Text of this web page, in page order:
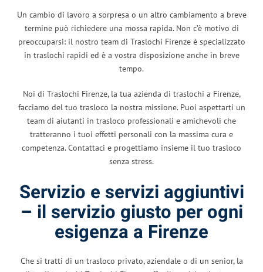
Un cambio di lavoro a sorpresa o un altro cambiamento a breve
termine può richiedere una mossa rapida. Non c’è motivo di
preoccuparsi: il nostro team di Traslochi Firenze è specializzato
in traslochi rapidi ed è a vostra disposizione anche in breve
tempo.
Noi di Traslochi Firenze, la tua azienda di traslochi a Firenze,
facciamo del tuo trasloco la nostra missione. Puoi aspettarti un
team di aiutanti in trasloco professionali e amichevoli che
tratteranno i tuoi effetti personali con la massima cura e
competenza. Contattaci e progettiamo insieme il tuo trasloco
senza stress.
Servizio e servizi aggiuntivi
– il servizio giusto per ogni
esigenza a Firenze
Che si tratti di un trasloco privato, aziendale o di un senior, la